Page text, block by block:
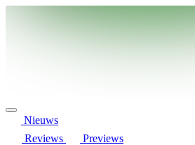
Nieuws
Reviews
Previews